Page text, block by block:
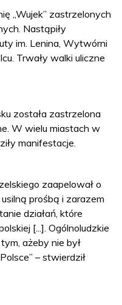
„Wujek” zastrzelonych
Nastąpiły
im. Lenina, Wytwórni
Trwały walki uliczne
została zastrzelona
W wielu miastach w
manifestacje.
zaapelował o
prośbą i zarazem
działań, które
[...]. Ogólnoludzkie
ażeby nie był
– stwierdził